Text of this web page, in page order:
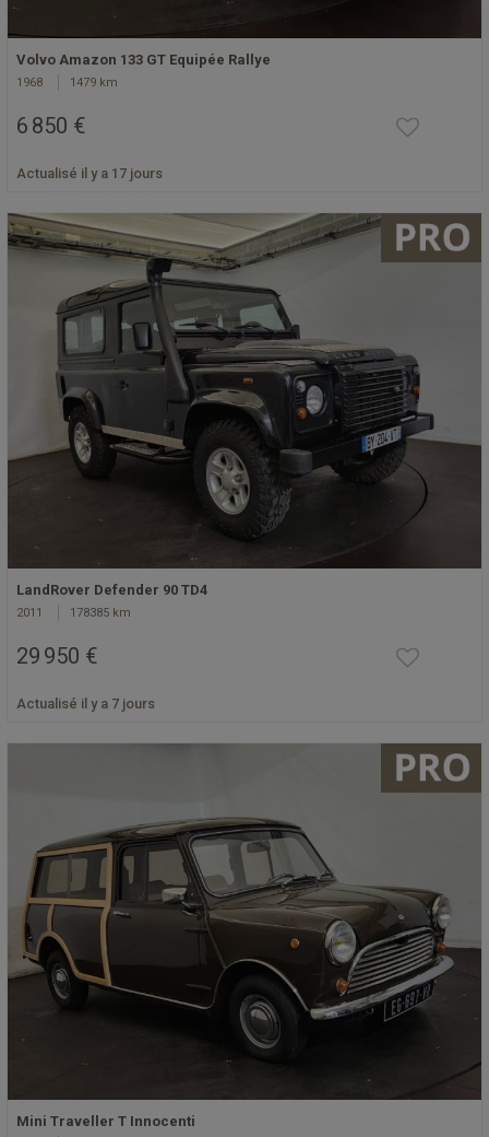
Volvo Amazon 133 GT Equipée Rallye
1968 1479 km
6 850 €
Actualisé il y a 17 jours
LandRover Defender 90 TD4
2011 178385 km
29 950 €
Actualisé il y a 7 jours
Mini Traveller T Innocenti